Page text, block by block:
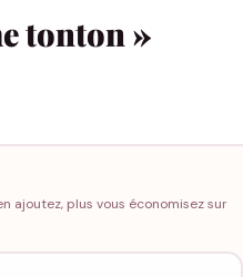
tonton »
ajoutez, plus vous économisez sur